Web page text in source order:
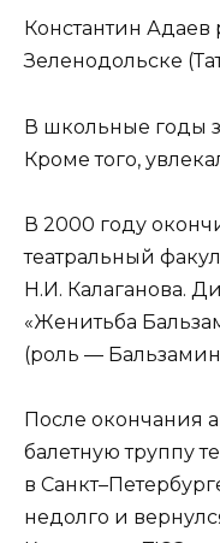
Константин Адаев
Зеленодольске
В школьные годы
Кроме того,
В 2000 году
театральный
Н.И. Калаганова.
«Женитьба
(роль —
После окончания
балетную труппу
в
недолго и